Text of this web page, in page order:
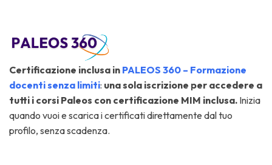
Certificazione inclusa in PALEOS 360 – Formazione
docenti senza limiti: una sola iscrizione per accedere a
tutti i corsi Paleos con certificazione MIM inclusa. Inizia
quando vuoi e scarica i certificati direttamente dal tuo
profilo, senza scadenza.